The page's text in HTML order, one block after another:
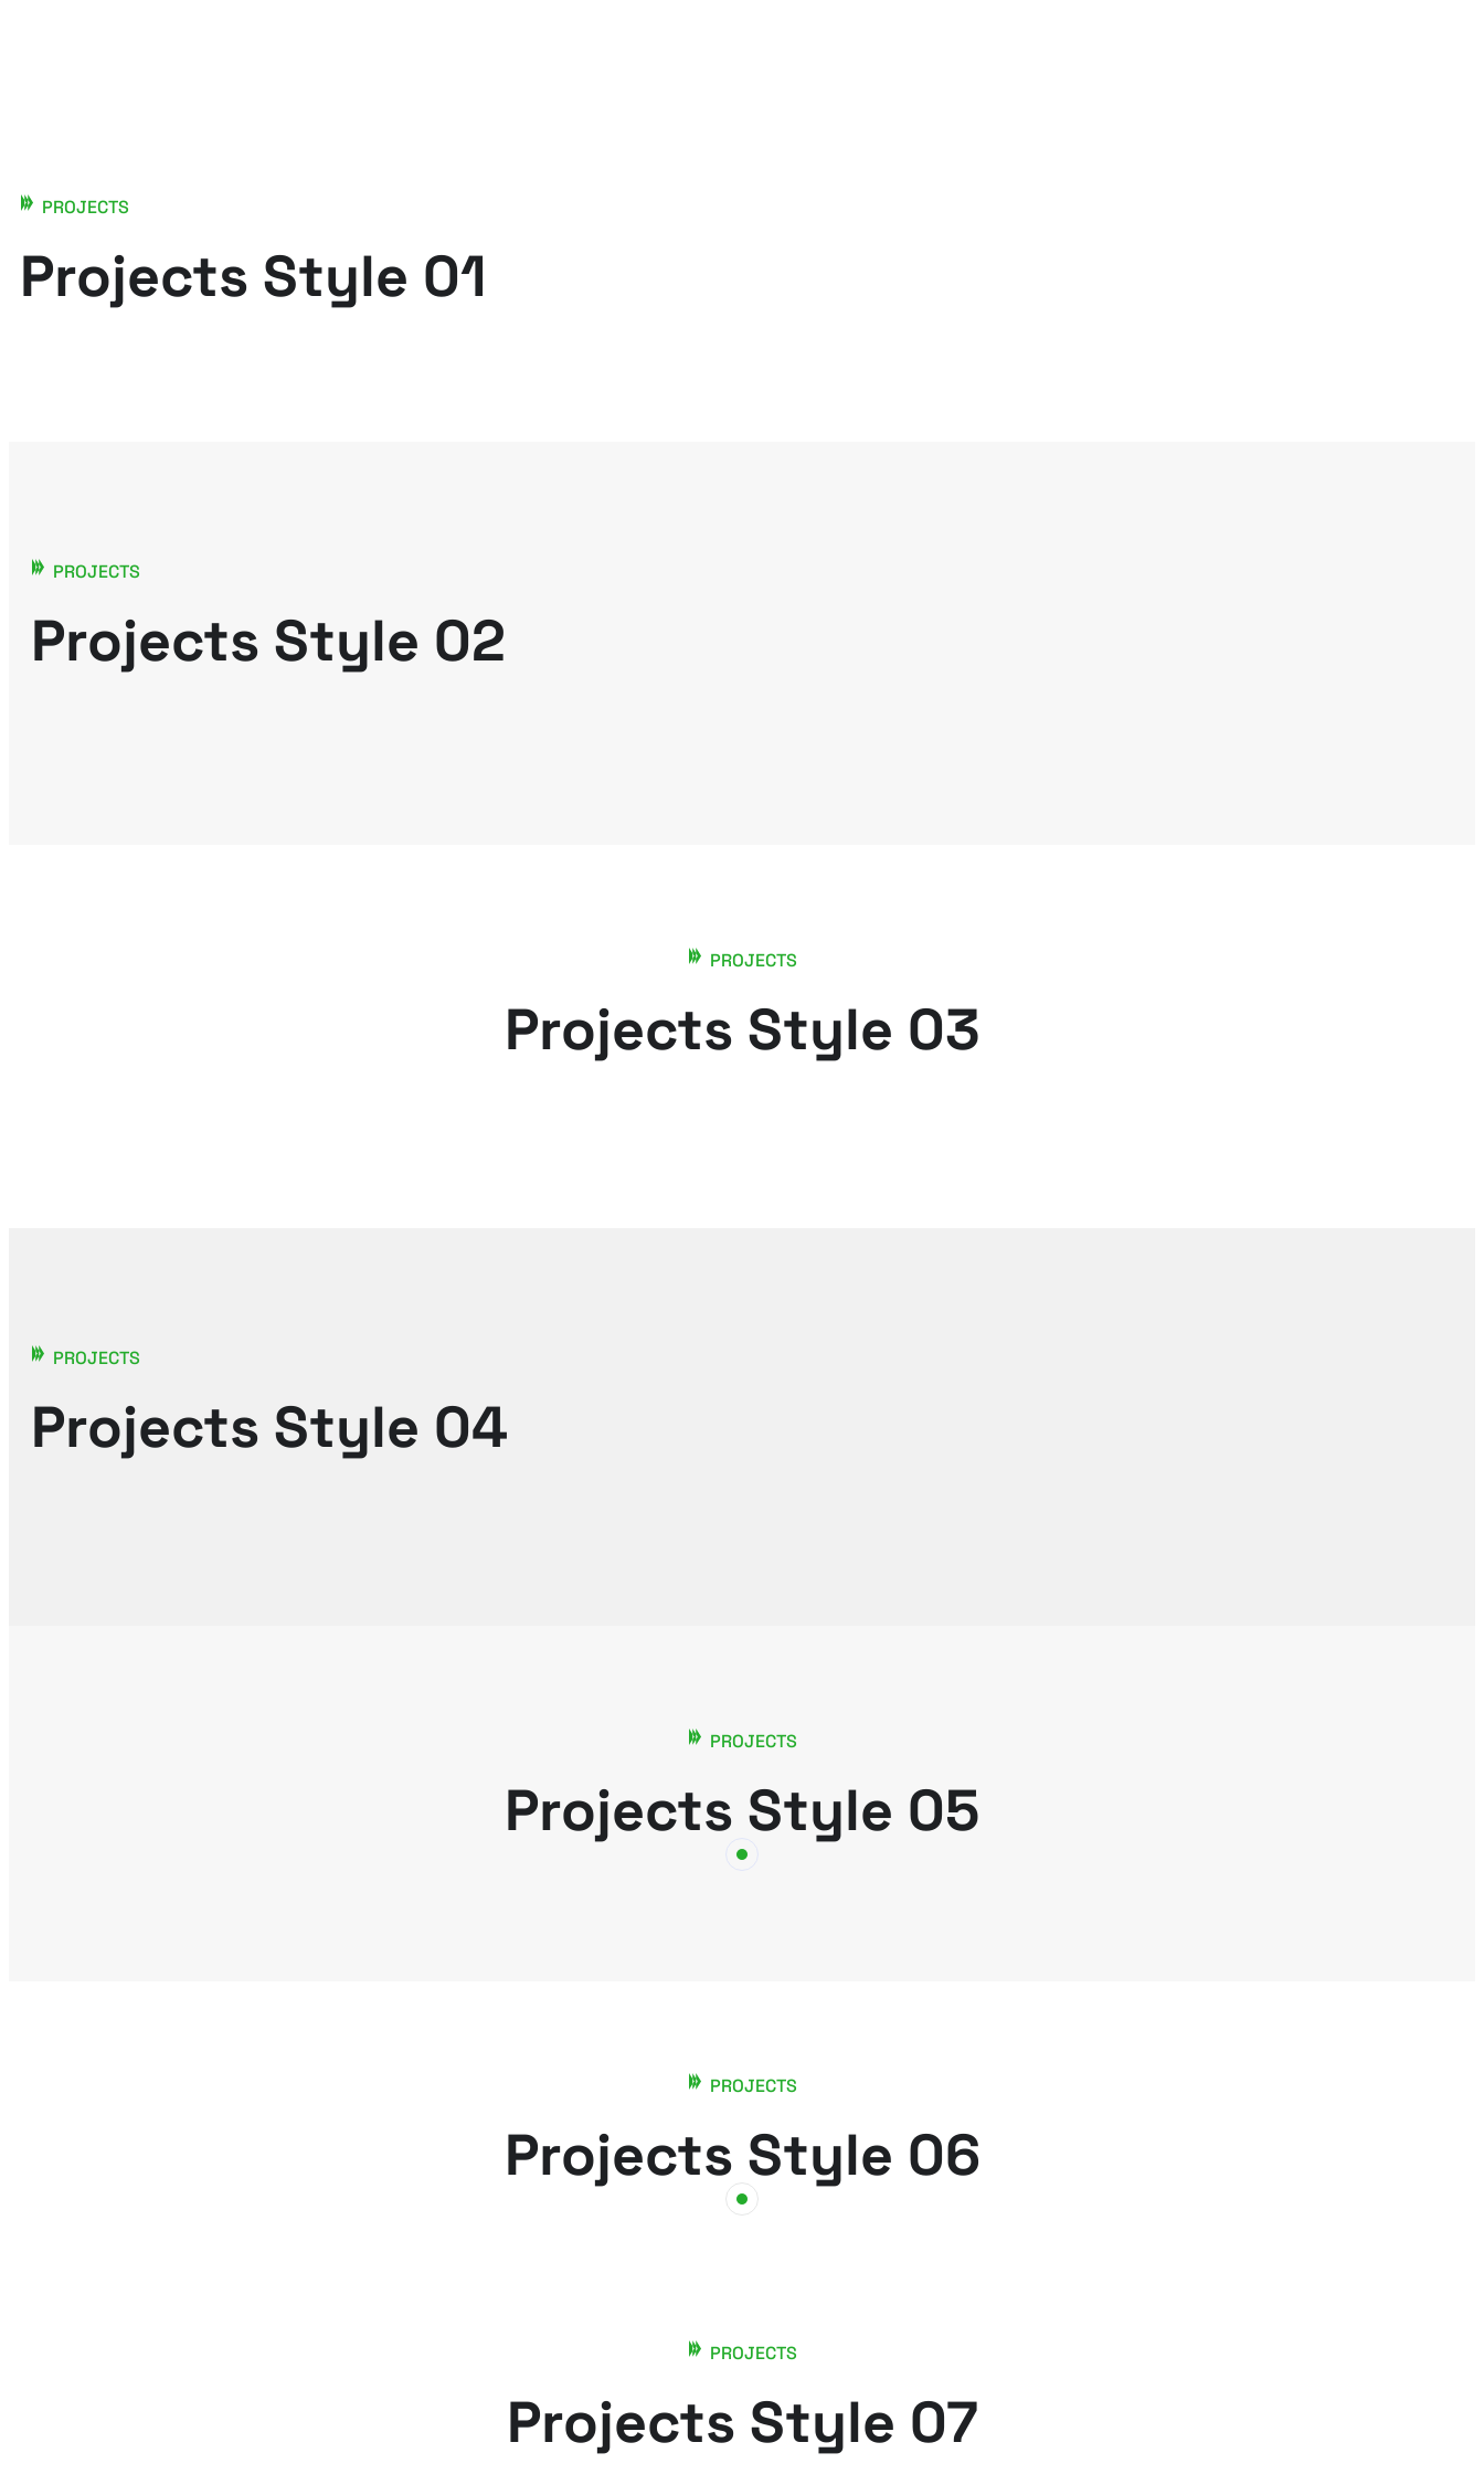
PROJECTS
Projects Style 01
PROJECTS
Projects Style 02
PROJECTS
Projects Style 03
PROJECTS
Projects Style 04
PROJECTS
Projects Style 05
PROJECTS
Projects Style 06
PROJECTS
Projects Style 07